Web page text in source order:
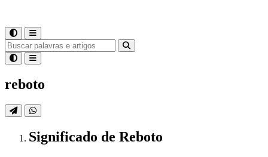
reboto
Significado de Reboto